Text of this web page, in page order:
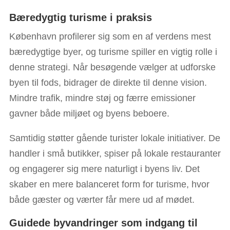
Bæredygtig turisme i praksis
København profilerer sig som en af verdens mest
bæredygtige byer, og turisme spiller en vigtig rolle i
denne strategi. Når besøgende vælger at udforske
byen til fods, bidrager de direkte til denne vision.
Mindre trafik, mindre støj og færre emissioner
gavner både miljøet og byens beboere.
Samtidig støtter gående turister lokale initiativer. De
handler i små butikker, spiser på lokale restauranter
og engagerer sig mere naturligt i byens liv. Det
skaber en mere balanceret form for turisme, hvor
både gæster og værter får mere ud af mødet.
Guidede byvandringer som indgang til